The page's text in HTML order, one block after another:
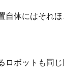
自体にはそれ
ロボットも同